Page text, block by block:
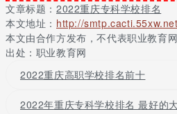
12
重庆能源职业学院 重
13
重庆航天职业技术学院 重
14
重庆科创职业学院 重
15
重庆工贸职业技术学院
16
重庆财经职业学院
17
重庆房地产职业学院 重
文章标题： 2022重庆专科学校排名
本文地址： http://
本文由合作方发布，不代表职业教育
出处：职业教育网
2022重庆高职学校排名前十
2022年重庆专科学校排名 最好的